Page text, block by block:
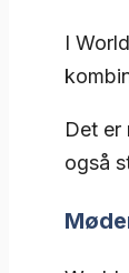
I
Det er
også